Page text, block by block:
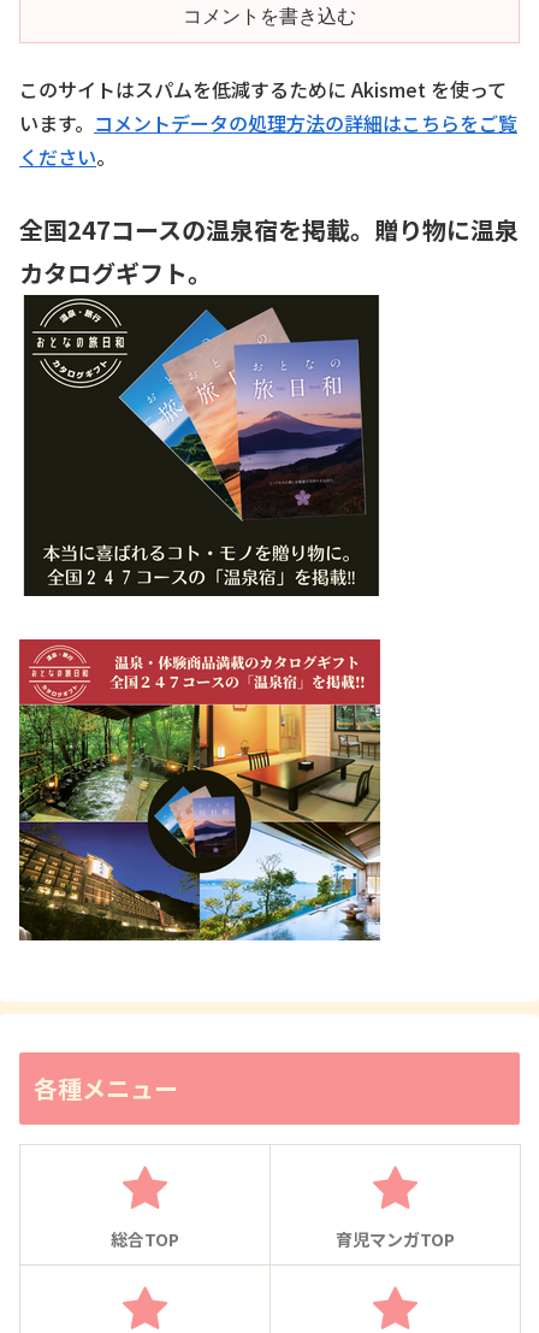
コメントを書き込む
このサイトはスパムを低減するために Akismet を使って
います。 コメントデータの処理方法の詳細はこちらをご覧
ください。
全国247コースの温泉宿を掲載。贈り物に温泉
カタログギフト。
各種メニュー
総合TOP 育児マンガTOP